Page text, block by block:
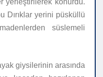
yerleştirilerek konurdu.
Dırıklar yerini püsküllü
süslemeli
giysilerinin arasında